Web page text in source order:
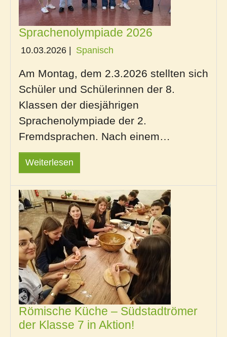
Sprachenolympiade 2026
10.03.2026 Spanisch
Am Montag, dem 2.3.2026 stellten sich
Schüler und Schülerinnen der 8.
Klassen der diesjährigen
Sprachenolympiade der 2.
Fremdsprachen. Nach einem…
Weiterlesen
Römische Küche – Südstadtrömer
der Klasse 7 in Aktion!